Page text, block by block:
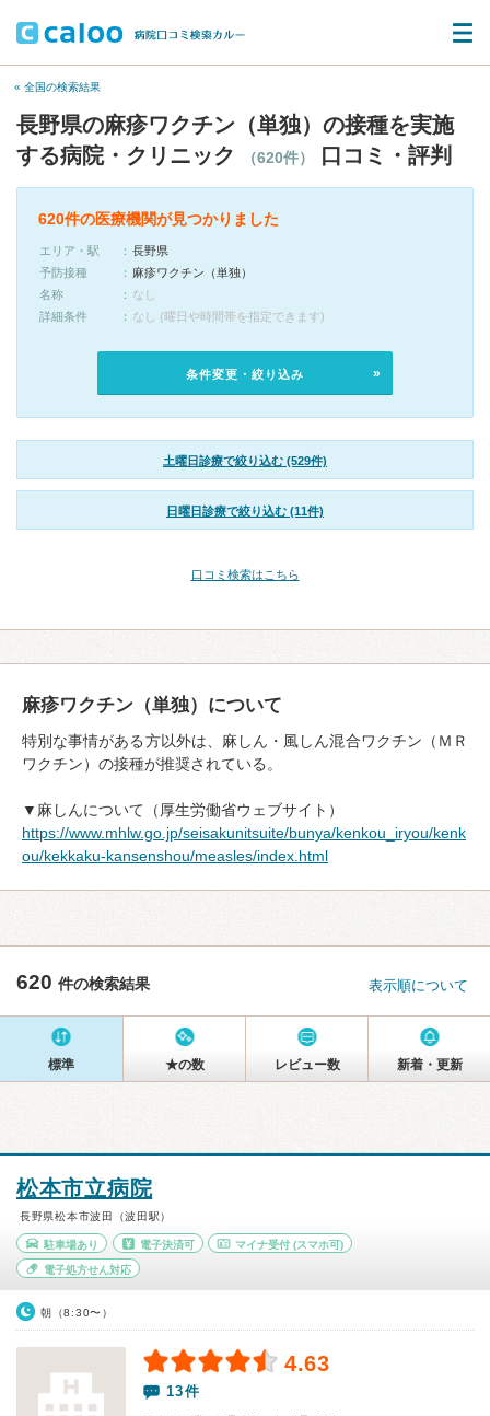
« 全国の検索結果
長野県の麻疹ワクチン（単独）の接種を実施
する病院・クリニック
（620件） 口コミ・評判
620件の医療機関が見つかりました
エリア・駅
長野県
予防接種
麻疹ワクチン（単独）
名称
なし
詳細条件
なし (曜日や時間帯を指定できます)
条件変更・絞り込み
土曜日診療で絞り込む (529件)
日曜日診療で絞り込む (11件)
口コミ検索はこちら
麻疹ワクチン（単独）について
特別な事情がある方以外は、麻しん・風しん混合ワクチン（ＭＲ
ワクチン）の接種が推奨されている。
▼麻しんについて（厚生労働省ウェブサイト）
https://www.mhlw.go.jp/seisakunitsuite/bunya/kenkou_iryou/kenk
ou/kekkaku-kansenshou/measles/index.html
620 件の検索結果 表示順について
標準 ★の数 レビュー数 新着・更新
松本市立病院
長野県松本市波田（波田駅）
駐車場あり 電子決済可 マイナ受付 (スマホ可)
電子処方せん対応
朝（8:30〜）
4.63
13件